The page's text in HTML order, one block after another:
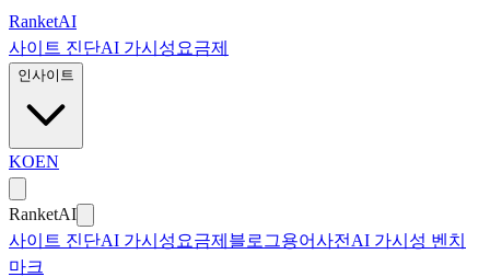
본문으로 건너뛰기
RanketAI
사이트 진단AI 가시성 요금제
인사이트
KOEN
RanketAI
사이트 진단AI 가시성 요금제 블로그용어사전 AI 가시성 벤치
마크